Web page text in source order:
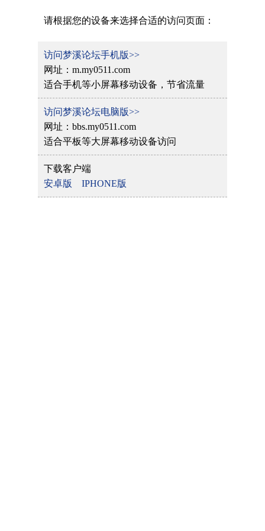
请根据您的设备来选择合适的访问页面：
访问梦溪论坛手机版>>
网址：m.my0511.com
适合手机等小屏幕移动设备，节省流量
访问梦溪论坛电脑版>>
网址：bbs.my0511.com
适合平板等大屏幕移动设备访问
下载客户端
安卓版
IPHONE版